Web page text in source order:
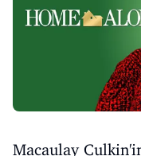
Macaulay